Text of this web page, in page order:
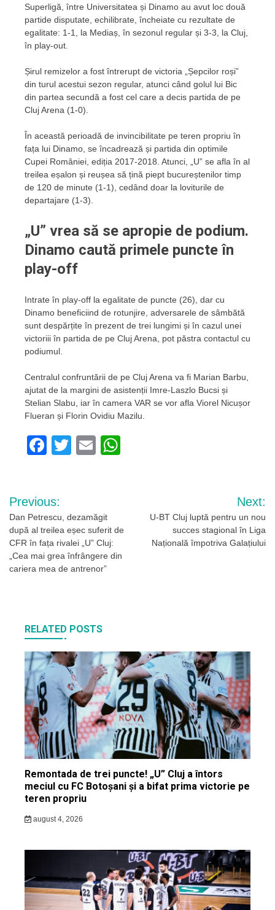
Superligă, între Universitatea și Dinamo au avut loc două
partide disputate, echilibrate, încheiate cu rezultate de
egalitate: 1-1, la Mediaș, în sezonul regular și 3-3, la Cluj,
în play-out.
Șirul remizelor a fost întrerupt de victoria „Șepcilor roși”
din turul acestui sezon regular, atunci când golul lui Bic
din partea secundă a fost cel care a decis partida de pe
Cluj Arena (1-0).
În această perioadă de invincibilitate pe teren propriu în
fața lui Dinamo, se încadrează și partida din optimile
Cupei României, ediția 2017-2018. Atunci, „U” se afla în al
treilea eșalon și reușea să țină piept bucureștenilor timp
de 120 de minute (1-1), cedând doar la loviturile de
departajare (1-3).
„U” vrea să se apropie de podium.
Dinamo caută primele puncte în
play-off
Intrate în play-off la egalitate de puncte (26), dar cu
Dinamo beneficiind de rotunjire, adversarele de sâmbătă
sunt despărțite în prezent de trei lungimi și în cazul unei
victoriii în partida de pe Cluj Arena, pot păstra contactul cu
podiumul.
Centralul confruntării de pe Cluj Arena va fi Marian Barbu,
ajutat de la margini de asistenții Imre-Laszlo Bucsi și
Stelian Slabu, iar în camera VAR se vor afla Viorel Nicușor
Flueran și Florin Ovidiu Mazilu.
Facebook
TwitterEmail
Navigare
în
articole
Previous:
Dan Petrescu, dezamăgit
după al treilea eșec suferit de
CFR în fața rivalei „U” Cluj:
„Cea mai grea înfrângere din
cariera mea de antrenor”
Next:
U-BT Cluj luptă pentru un nou
succes stagional în Liga
Națională împotriva Galațiului
RELATED POSTS
Remontada de trei puncte! „U” Cluj a întors
meciul cu FC Botoșani și a bifat prima victorie pe
teren propriu
august 4, 2026